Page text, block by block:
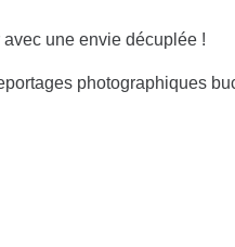
une envie décuplée !
photographiques